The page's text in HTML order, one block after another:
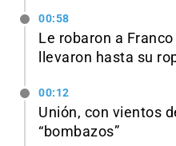
00:58
Le robaron a
llevaron hasta su
00:12
Unión, con vientos
“bombazos”